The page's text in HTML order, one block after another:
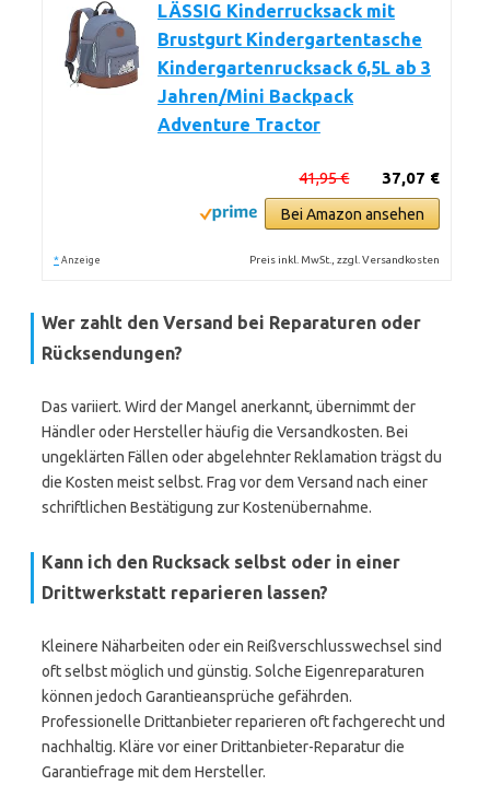
LÄSSIG Kinderrucksack mit
Brustgurt Kindergartentasche
Kindergartenrucksack 6,5L ab 3
Jahren/Mini Backpack
Adventure Tractor
37,07 €
41,95 €
Bei Amazon ansehen
* Anzeige Preis inkl. MwSt., zzgl. Versandkosten
Wer zahlt den Versand bei Reparaturen oder
Rücksendungen?
Das variiert. Wird der Mangel anerkannt, übernimmt der
Händler oder Hersteller häufig die Versandkosten. Bei
ungeklärten Fällen oder abgelehnter Reklamation trägst du
die Kosten meist selbst. Frag vor dem Versand nach einer
schriftlichen Bestätigung zur Kostenübernahme.
Kann ich den Rucksack selbst oder in einer
Drittwerkstatt reparieren lassen?
Kleinere Näharbeiten oder ein Reißverschlusswechsel sind
oft selbst möglich und günstig. Solche Eigenreparaturen
können jedoch Garantieansprüche gefährden.
Professionelle Drittanbieter reparieren oft fachgerecht und
nachhaltig. Kläre vor einer Drittanbieter-Reparatur die
Garantiefrage mit dem Hersteller.